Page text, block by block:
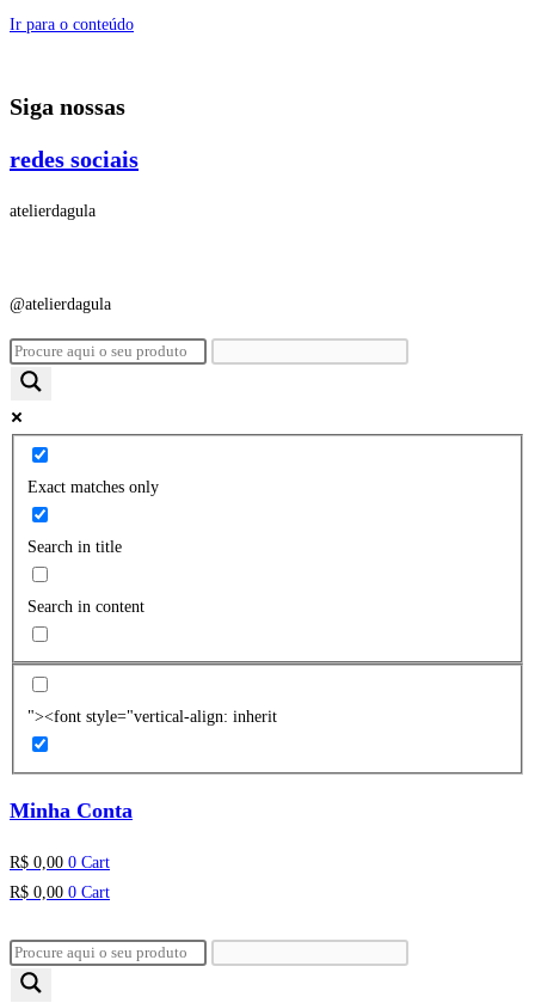
Ir para o conteúdo
Siga nossas
redes sociais
atelierdagula
@atelierdagula
Exact matches only
Search in title
Search in content
"><font style="vertical-align: inherit
Minha Conta
R$ 0,00 0 Cart
R$ 0,00 0 Cart